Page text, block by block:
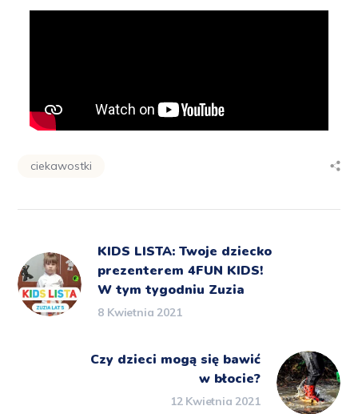
ciekawostki
KIDS LISTA: Twoje dziecko
prezenterem 4FUN KIDS!
W tym tygodniu Zuzia
8 Kwietnia 2021
Czy dzieci mogą się bawić
w błocie?
12 Kwietnia 2021